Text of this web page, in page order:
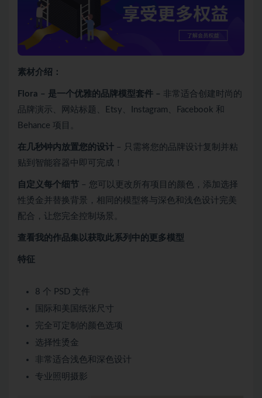
素材介绍：
Flora – 是一个优雅的品牌模型套件 – 非常适合创建时尚的
品牌演示、网站标题、Etsy、Instagram、Facebook 和
Behance 项目。
在几秒钟内放置您的设计 – 只需将您的品牌设计复制并粘
贴到智能容器中即可完成！
自定义每个细节 – 您可以更改所有项目的颜色，添加选择
性烫金并替换背景，相同的模型将与深色和浅色设计完美
配合，让您完全控制场景。
查看我的作品集以获取此系列中的更多模型
特征
8 个 PSD 文件
国际和美国纸张尺寸
完全可定制的颜色选项
选择性烫金
非常适合浅色和深色设计
专业照明摄影